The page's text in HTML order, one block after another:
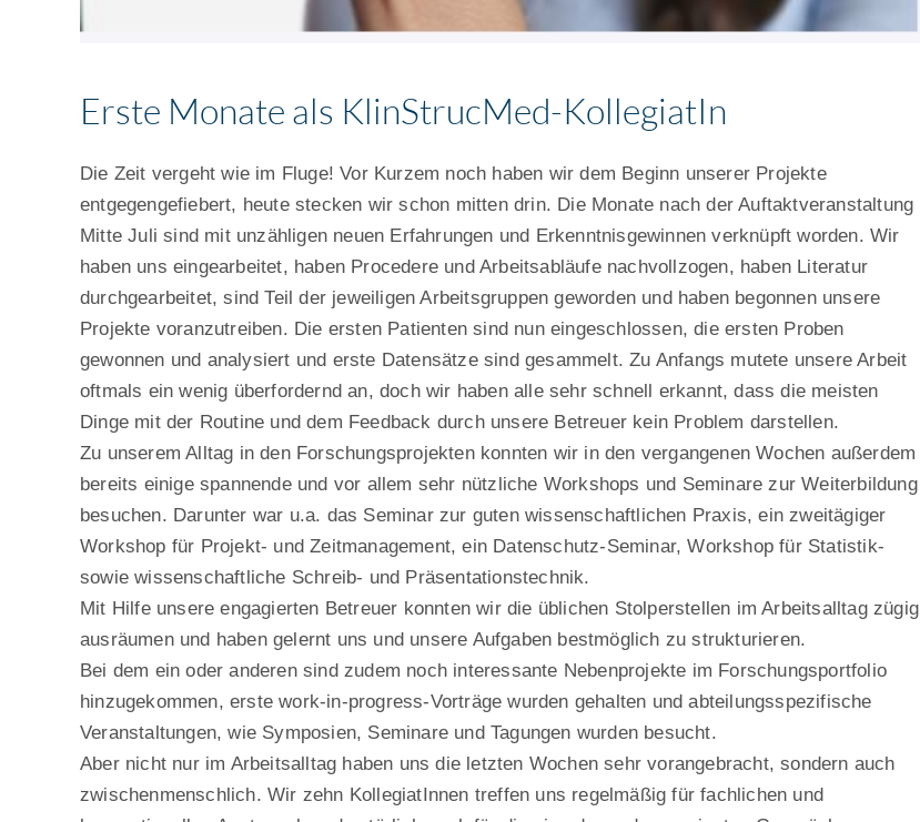
Erste Monate als KlinStrucMed-KollegiatIn
Die Zeit vergeht wie im Fluge! Vor Kurzem noch haben wir dem Beginn unserer Projekte
entgegengefiebert, heute stecken wir schon mitten drin. Die Monate nach der Auftaktveranstaltung
Mitte Juli sind mit unzähligen neuen Erfahrungen und Erkenntnisgewinnen verknüpft worden. Wir
haben uns eingearbeitet, haben Procedere und Arbeitsabläufe nachvollzogen, haben Literatur
durchgearbeitet, sind Teil der jeweiligen Arbeitsgruppen geworden und haben begonnen unsere
Projekte voranzutreiben. Die ersten Patienten sind nun eingeschlossen, die ersten Proben
gewonnen und analysiert und erste Datensätze sind gesammelt. Zu Anfangs mutete unsere Arbeit
oftmals ein wenig überfordernd an, doch wir haben alle sehr schnell erkannt, dass die meisten
Dinge mit der Routine und dem Feedback durch unsere Betreuer kein Problem darstellen.
Zu unserem Alltag in den Forschungsprojekten konnten wir in den vergangenen Wochen außerdem
bereits einige spannende und vor allem sehr nützliche Workshops und Seminare zur Weiterbildung
besuchen. Darunter war u.a. das Seminar zur guten wissenschaftlichen Praxis, ein zweitägiger
Workshop für Projekt- und Zeitmanagement, ein Datenschutz-Seminar, Workshop für Statistik-
sowie wissenschaftliche Schreib- und Präsentationstechnik.
Mit Hilfe unsere engagierten Betreuer konnten wir die üblichen Stolperstellen im Arbeitsalltag zügig
ausräumen und haben gelernt uns und unsere Aufgaben bestmöglich zu strukturieren.
Bei dem ein oder anderen sind zudem noch interessante Nebenprojekte im Forschungsportfolio
hinzugekommen, erste work-in-progress-Vorträge wurden gehalten und abteilungsspezifische
Veranstaltungen, wie Symposien, Seminare und Tagungen wurden besucht.
Aber nicht nur im Arbeitsalltag haben uns die letzten Wochen sehr vorangebracht, sondern auch
zwischenmenschlich. Wir zehn KollegiatInnen treffen uns regelmäßig für fachlichen und